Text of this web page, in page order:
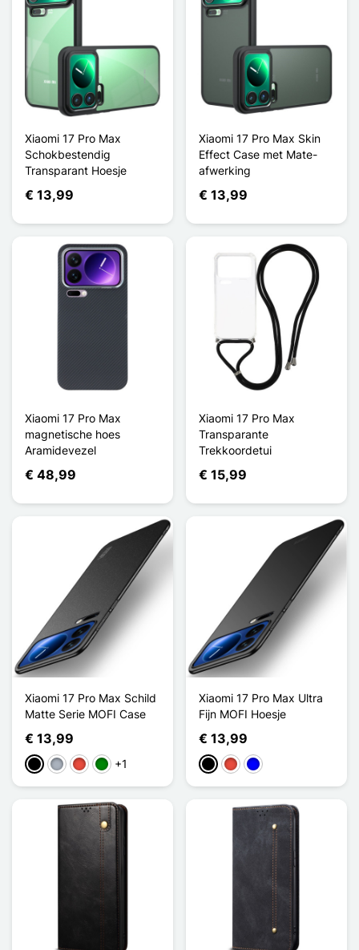
Xiaomi 17 Pro Max
Schokbestendig
Transparant Hoesje
€ 13,99
Xiaomi 17 Pro Max Skin
Effect Case met Mate-
afwerking
€ 13,99
Xiaomi 17 Pro Max
magnetische hoes
Aramidevezel
€ 48,99
Xiaomi 17 Pro Max
Transparante
Trekkoordetui
€ 15,99
Xiaomi 17 Pro Max Schild
Matte Serie MOFI Case
€ 13,99
ZwartGrijsRoodGroen
+1
Xiaomi 17 Pro Max Ultra
Fijn MOFI Hoesje
€ 13,99
ZwartRoodBlauw